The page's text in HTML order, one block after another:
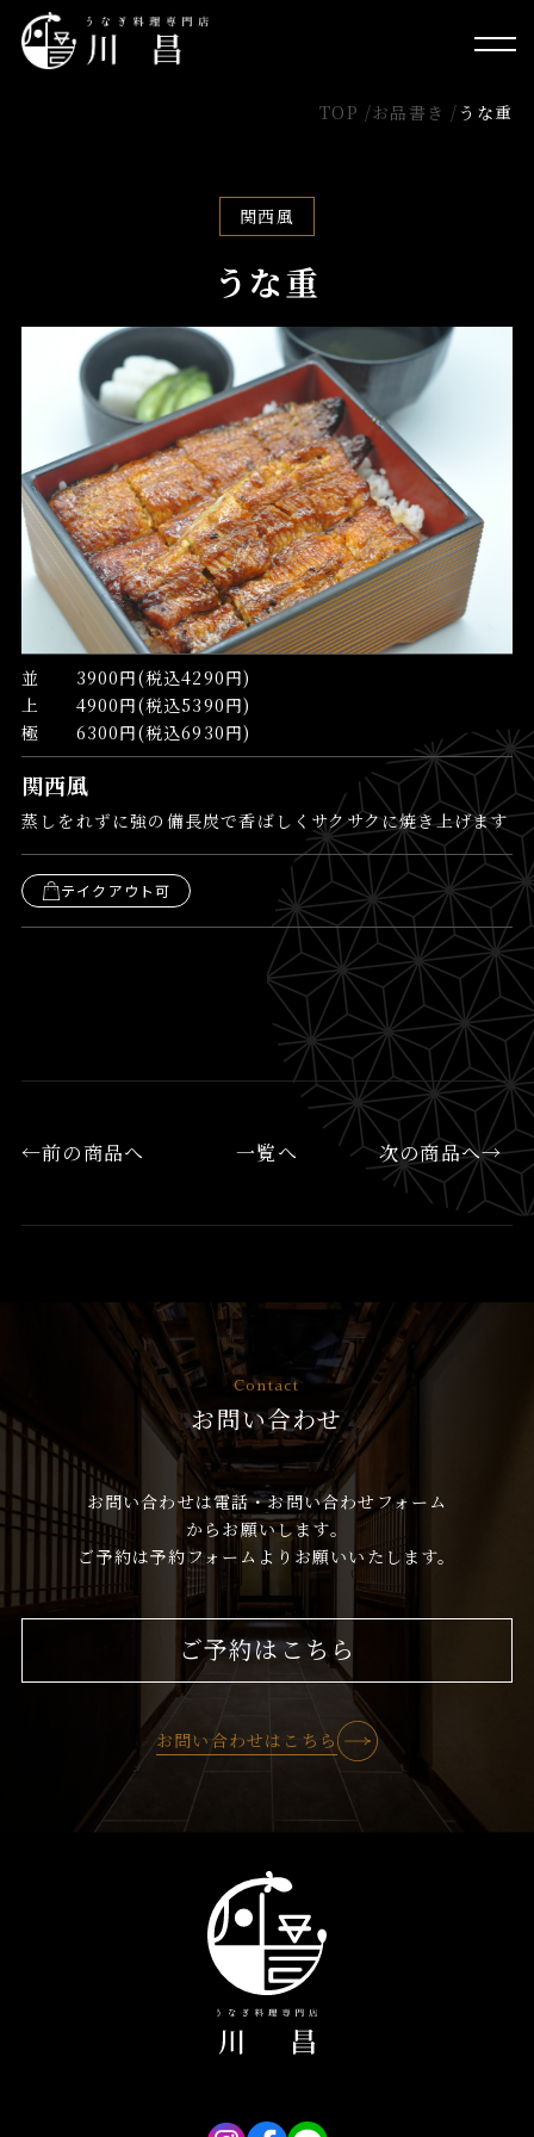
TOP /お品書き / うな重
関西風
うな重
並　　3900円(税込4290円)
上　　4900円(税込5390円)
極　　6300円(税込6930円)
関西風
蒸しをれずに強の備長炭で香ばしくサクサクに焼き上げます
テイクアウト可
←前の商品へ 一覧へ 次の商品へ→
Contact
お問い合わせ
お問い合わせは電話・お問い合わせフォーム
からお願いします。
ご予約は予約フォームよりお願いいたします。
ご予約はこちら
お問い合わせはこちら